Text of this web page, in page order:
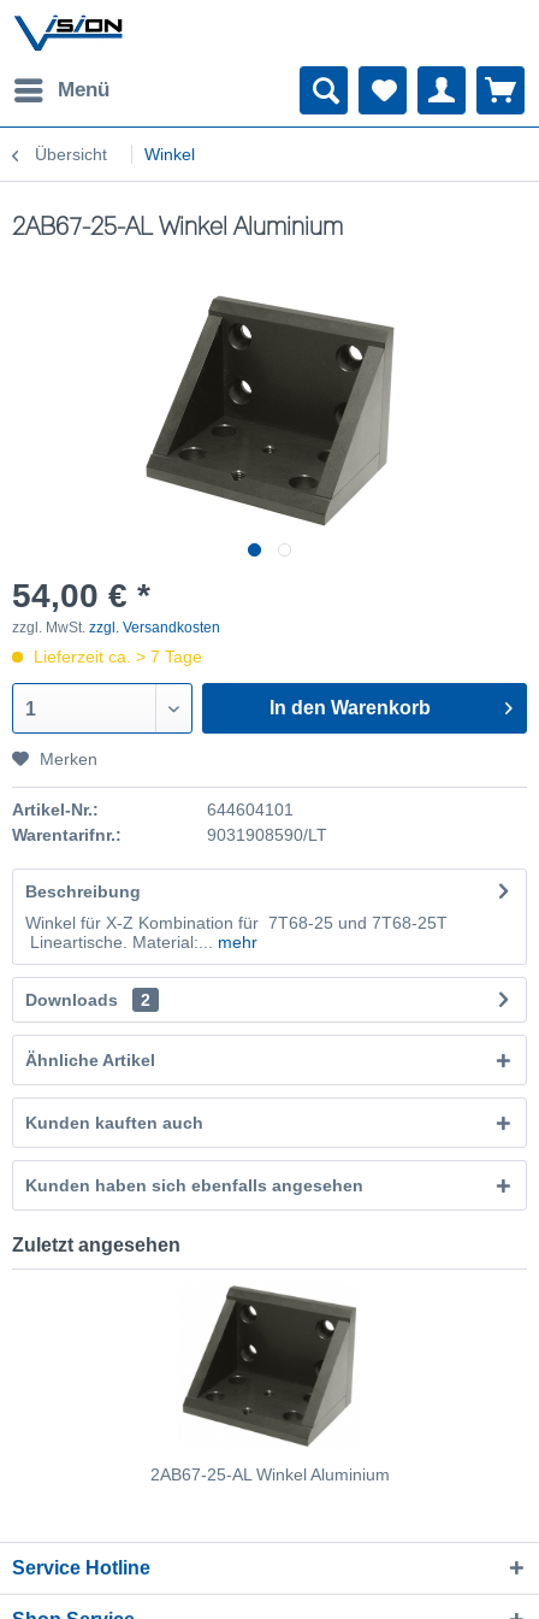
Menü
Übersicht Winkel
2AB67-25-AL Winkel Aluminium
54,00 € *
zzgl. MwSt. zzgl. Versandkosten
Lieferzeit ca. > 7 Tage
1 In den Warenkorb
Merken
Artikel-Nr.:
644604101
Warentarifnr.:
9031908590/LT
Beschreibung
Winkel für X-Z Kombination für 7T68-25 und 7T68-25T
Lineartische. Material:...
mehr
Downloads 2
Ähnliche Artikel
Kunden kauften auch
Kunden haben sich ebenfalls angesehen
Zuletzt angesehen
2AB67-25-AL Winkel Aluminium
Service Hotline